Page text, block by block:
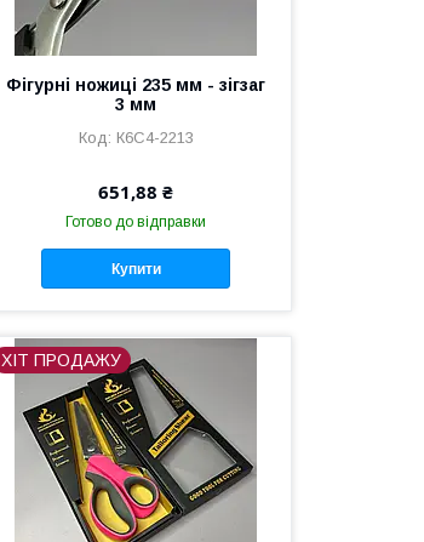
Фігурні ножиці 235 мм - зігзаг
3 мм
К6С4-2213
651,88 ₴
Готово до відправки
Купити
ХІТ ПРОДАЖУ